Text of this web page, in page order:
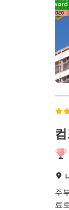
r
c
주
료